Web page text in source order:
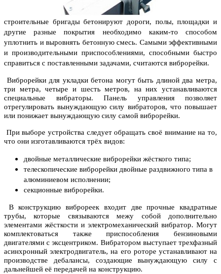
строительные бригады бетонируют дороги, полы, площадки и
другие разные покрытия необходимо каким-то способом
уплотнить и выровнять бетонную смесь. Самыми эффективными
и производительными приспособлениями, способными быстро
справиться с поставленными задачами, считаются виброрейки.
Виброрейки для укладки бетона могут быть длиной два метра,
три метра, четыре и шесть метров, на них устанавливаются
специальные вибраторы. Панель управления позволяет
отрегулировать вынуждающую силу вибраторов, что повышает
или понижает вынуждающую силу самой виброрейки.
При выборе устройства следует обращать своё внимание на то,
что они изготавливаются трёх видов:
двойные металлические виброрейки жёсткого типа;
телескопические виброрейки двойные раздвижного типа в
алюминиевом исполнении;
секционные виброрейки.
В конструкцию виброреек входит две прочные квадратные
трубы, которые связываются межу собой дополнительно
элементами жёсткости и электромеханический вибратор. Могут
комплектоваться также приспособления бензиновыми
двигателями с эксцентриком. Вибратором выступает трехфазный
асинхронный электродвигатель, на его роторе устанавливают на
производстве дебалансы, создающие вынуждающую силу с
дальнейшей её передачей на конструкцию.